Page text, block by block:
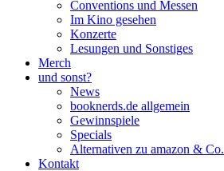
Conventions und Messen
Im Kino gesehen
Konzerte
Lesungen und Sonstiges
Merch
und sonst?
News
booknerds.de allgemein
Gewinnspiele
Specials
Alternativen zu amazon & Co.
Kontakt